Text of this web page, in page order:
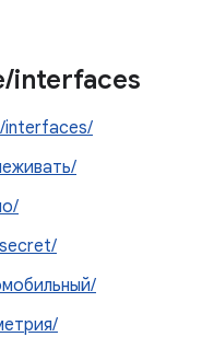
/interfaces
interfaces/